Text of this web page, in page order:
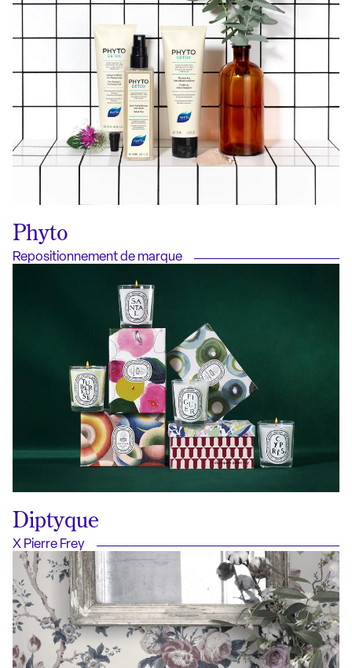
Phyto
Repositionnement de marque
Diptyque
X Pierre Frey